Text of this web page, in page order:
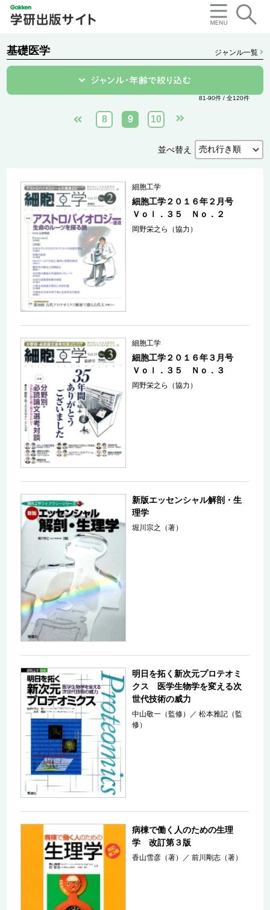
基礎医学 ジャンル一覧
81-90件 / 全120件
8 9 10
並べ替え
細胞工学
細胞工学２０１６年２月号
Ｖｏｌ．３５ Ｎｏ．２
岡野栄之ら（協力）
細胞工学
細胞工学２０１６年３月号
Ｖｏｌ．３５ Ｎｏ．３
岡野栄之ら（協力）
新版エッセンシャル解剖・生
理学
堀川宗之（著）
明日を拓く新次元プロテオミ
クス 医学生物学を変える次
世代技術の威力
中山敬一（監修） ／松本雅記（監
修）
病棟で働く人のための生理
学 改訂第３版
香山雪彦（著） ／前川剛志（著）